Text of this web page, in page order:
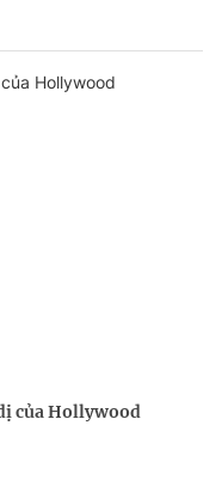
của Hollywood